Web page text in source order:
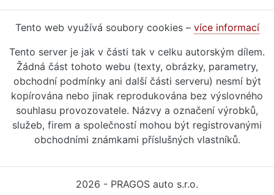
Tento web využívá soubory cookies – více informací
Tento server je jak v části tak v celku autorským dílem.
Žádná část tohoto webu (texty, obrázky, parametry,
obchodní podmínky ani další části serveru) nesmí být
kopírována nebo jinak reprodukována bez výslovného
souhlasu provozovatele. Názvy a označení výrobků,
služeb, firem a společností mohou být registrovanými
obchodními známkami příslušných vlastníků.
2026 - PRAGOS auto s.r.o.